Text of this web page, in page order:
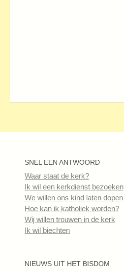
SNEL EEN ANTWOORD
Waar staat de kerk?
Ik wil een kerkdienst bezoeken
We willen ons kind laten dopen
Hoe kan ik katholiek worden?
Wij willen trouwen in de kerk
Ik wil biechten
NIEUWS UIT HET BISDOM